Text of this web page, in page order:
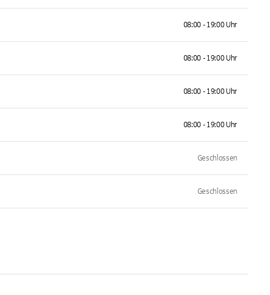
08:00 - 19:00 Uhr
08:00 - 19:00 Uhr
08:00 - 19:00 Uhr
08:00 - 19:00 Uhr
Geschlossen
Geschlossen